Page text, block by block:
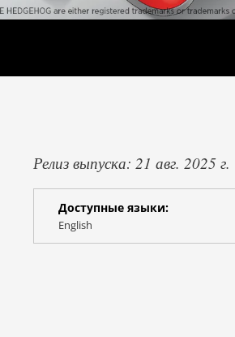
Релиз выпуска: 21 авг. 2025 г.
Доступные языки:
English